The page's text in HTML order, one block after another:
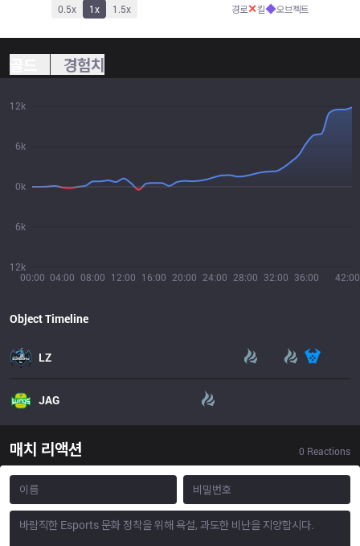
0.5x 1x 1.5x 경로✕킬◆오브젝트
경험치
00:00 04:00 08:00 12:00 16:00 20:00 24:00 28:00 32:00 36:00 42:00
12k
6k
0k
6k
12k
Object Timeline
LZ
JAG
매치 리액션 0 Reactions